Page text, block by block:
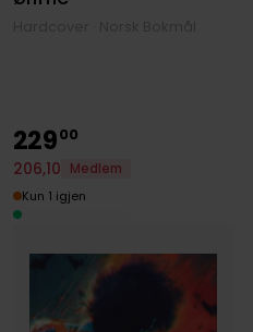
22900
206,10
Medlem
Kun 1 igjen